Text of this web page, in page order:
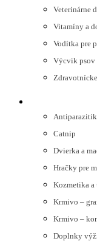
Veterinárne
Vitamíny a
Vodítka pre
Výcvik psov
Catnip
Dvierka a
Hračky pre
Kozmetika a
Krmivo –
Krmivo –
Doplnky